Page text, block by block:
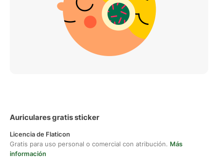
Auriculares gratis sticker
Licencia de Flaticon
Gratis para uso personal o comercial con atribución. Más
información